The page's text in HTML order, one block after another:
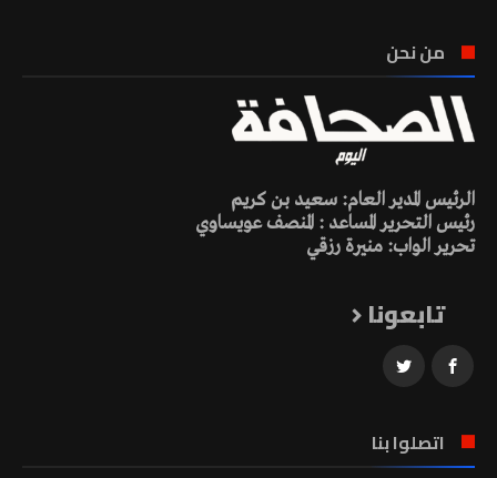
من نحن
الرئيس المدير العام: سعيد بن كريم
رئيس التحرير المساعد : المنصف عويساوي
تحرير الواب: منيرة رزقي
تابعونا
اتصلوا بنا